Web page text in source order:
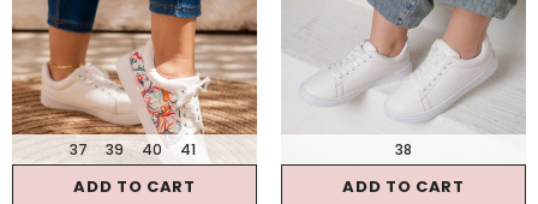
ADD TO CART
37 39 40 41
ADD TO CART
38